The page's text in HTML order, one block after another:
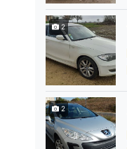
2
2